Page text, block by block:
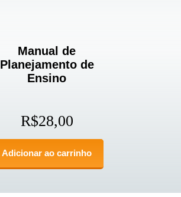
Manual de
Planejamento de
Ensino
R$28,00
Adicionar ao carrinho